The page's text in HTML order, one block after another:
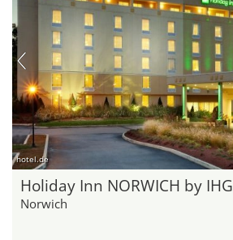
hotel.de
Holiday Inn NORWICH by IHG
Norwich